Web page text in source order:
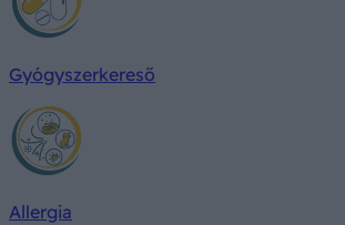
Gyógyszerkereső
Allergia